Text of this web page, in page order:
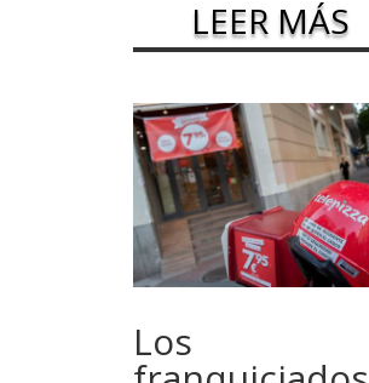
LEER MÁS
Los